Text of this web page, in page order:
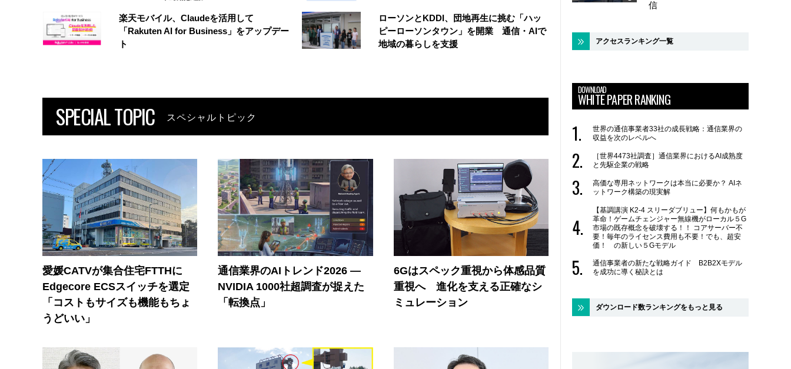
楽天モバイル、Claudeを活用して
「Rakuten AI for Business」をアップデー
ト
ローソンとKDDI、団地再生に挑む「ハッ
ピーローソンタウン」を開業 通信・AIで
地域の暮らしを支援
SPECIAL TOPIC スペシャルトピック
愛媛CATVが集合住宅FTTHに
Edgecore ECSスイッチを選定
「コストもサイズも機能もちょ
うどいい」
通信業界のAIトレンド2026 ―
NVIDIA 1000社超調査が捉えた
「転換点」
6Gはスペック重視から体感品質
重視へ 進化を支える正確なシ
ミュレーション
信
アクセスランキング一覧
DOWNLOAD
WHITE PAPER RANKING
世界の通信事業者33社の成長戦略：通信業界の
収益を次のレベルへ
［世界4473社調査］通信業界におけるAI成熟度
と先駆企業の戦略
高価な専用ネットワークは本当に必要か？ AIネ
ットワーク構築の現実解
【基調講演 K2-4 スリーダブリュー】何もかもが
革命！ゲームチェンジャー無線機がローカル５G
市場の既存概念を破壊する！！ コアサーバー不
要！毎年のライセンス費用も不要！でも、超安
価！ の新しい５Gモデル
通信事業者の新たな戦略ガイド B2B2Xモデル
を成功に導く秘訣とは
ダウンロード数ランキングをもっと見る